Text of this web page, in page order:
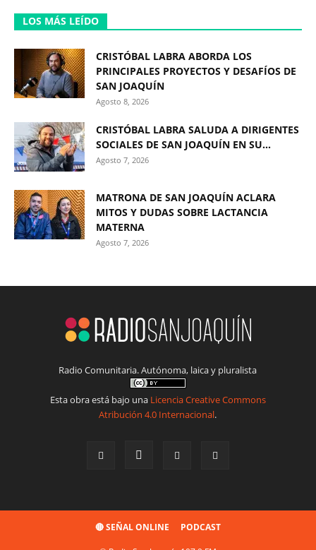
LOS MÁS LEÍDO
CRISTÓBAL LABRA ABORDA LOS
PRINCIPALES PROYECTOS Y DESAFÍOS DE
SAN JOAQUÍN
Agosto 8, 2026
CRISTÓBAL LABRA SALUDA A DIRIGENTES
SOCIALES DE SAN JOAQUÍN EN SU...
Agosto 7, 2026
MATRONA DE SAN JOAQUÍN ACLARA
MITOS Y DUDAS SOBRE LACTANCIA
MATERNA
Agosto 7, 2026
Radio Comunitaria. Autónoma, laica y pluralista
Esta obra está bajo una Licencia Creative Commons
Atribución 4.0 Internacional.
🔴 SEÑAL ONLINE PODCAST